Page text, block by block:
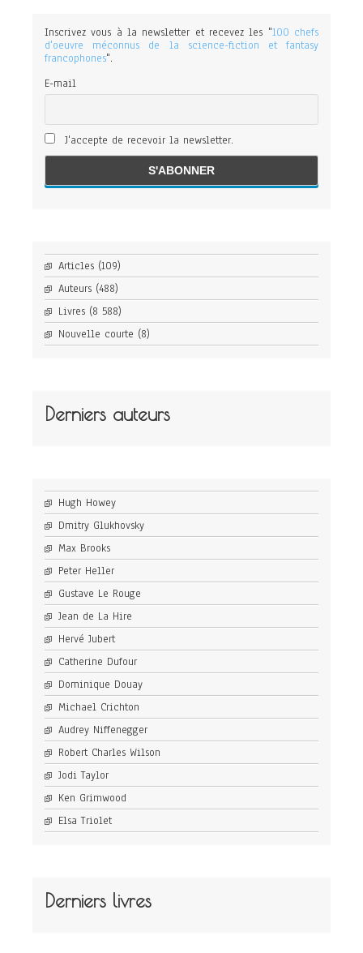
Inscrivez vous à la newsletter et recevez les "100 chefs
d'oeuvre méconnus de la science-fiction et fantasy
francophones".
E-mail
J'accepte de recevoir la newsletter.
Articles (109)
Auteurs (488)
Livres (8 588)
Nouvelle courte (8)
Derniers auteurs
Hugh Howey
Dmitry Glukhovsky
Max Brooks
Peter Heller
Gustave Le Rouge
Jean de La Hire
Hervé Jubert
Catherine Dufour
Dominique Douay
Michael Crichton
Audrey Niffenegger
Robert Charles Wilson
Jodi Taylor
Ken Grimwood
Elsa Triolet
Derniers livres